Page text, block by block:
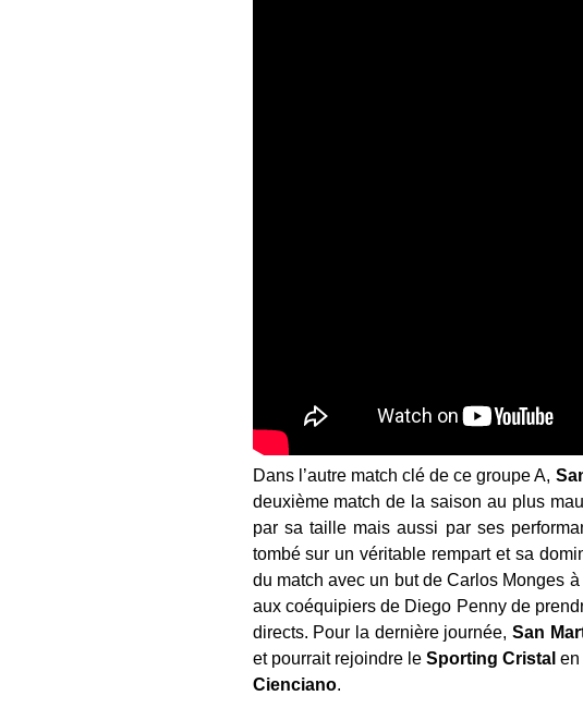
Dans l’autre match clé de ce groupe A,
deuxième match de la saison au plus
par sa taille mais aussi par ses
tombé sur un véritable rempart et sa
du match avec un but de Carlos Monges
aux coéquipiers de Diego Penny de
directs. Pour la dernière journée, San
et pourrait rejoindre le Sporting Cristal en
Cienciano.